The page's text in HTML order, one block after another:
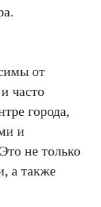
от
часто
города,
и
не только
а также